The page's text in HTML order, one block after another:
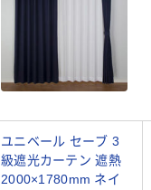
ユニベール セーブ 3
級遮光カーテン 遮熱
2000×1780mm ネイ